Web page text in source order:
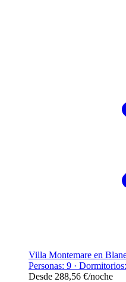
Villa Montemare en
Personas: 9 ·
Desde 288,56 €/noche